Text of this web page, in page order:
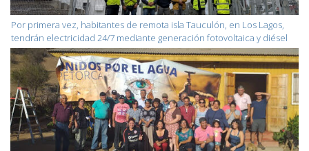
Por primera vez, habitantes de remota isla Tauculón, en Los Lagos,
tendrán electricidad 24/7 mediante generación fotovoltaica y diésel